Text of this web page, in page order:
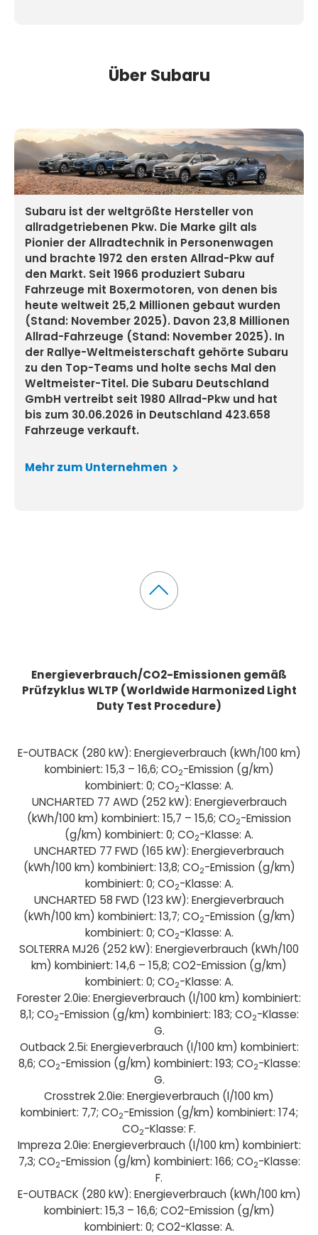
Über Subaru
Subaru ist der weltgrößte Hersteller von
allradgetriebenen Pkw. Die Marke gilt als
Pionier der Allradtechnik in Personenwagen
und brachte 1972 den ersten Allrad-Pkw auf
den Markt. Seit 1966 produziert Subaru
Fahrzeuge mit Boxermotoren, von denen bis
heute weltweit 25,2 Millionen gebaut wurden
(Stand: November 2025). Davon 23,8 Millionen
Allrad-Fahrzeuge (Stand: November 2025). In
der Rallye-Weltmeisterschaft gehörte Subaru
zu den Top-Teams und holte sechs Mal den
Weltmeister-Titel. Die Subaru Deutschland
GmbH vertreibt seit 1980 Allrad-Pkw und hat
bis zum 30.06.2026 in Deutschland 423.658
Fahrzeuge verkauft.
Mehr zum Unternehmen
Energieverbrauch/CO2-Emissionen gemäß
Prüfzyklus WLTP (Worldwide Harmonized Light
Duty Test Procedure)
E-OUTBACK (280 kW): Energieverbrauch (kWh/100 km)
kombiniert: 15,3 – 16,6; CO2-Emission (g/km)
kombiniert: 0; CO2-Klasse: A.
UNCHARTED 77 AWD (252 kW): Energieverbrauch
(kWh/100 km) kombiniert: 15,7 – 15,6; CO2-Emission
(g/km) kombiniert: 0; CO2-Klasse: A.
UNCHARTED 77 FWD (165 kW): Energieverbrauch
(kWh/100 km) kombiniert: 13,8; CO2-Emission (g/km)
kombiniert: 0; CO2-Klasse: A.
UNCHARTED 58 FWD (123 kW): Energieverbrauch
(kWh/100 km) kombiniert: 13,7; CO2-Emission (g/km)
kombiniert: 0; CO2-Klasse: A.
SOLTERRA MJ26 (252 kW): Energieverbrauch (kWh/100
km) kombiniert: 14,6 – 15,8; CO2-Emission (g/km)
kombiniert: 0; CO2-Klasse: A.
Forester 2.0ie: Energieverbrauch (l/100 km) kombiniert:
8,1; CO2-Emission (g/km) kombiniert: 183; CO2-Klasse:
G.
Outback 2.5i: Energieverbrauch (l/100 km) kombiniert:
8,6; CO2-Emission (g/km) kombiniert: 193; CO2-Klasse:
G.
Crosstrek 2.0ie: Energieverbrauch (l/100 km)
kombiniert: 7,7; CO2-Emission (g/km) kombiniert: 174;
CO2-Klasse: F.
Impreza 2.0ie: Energieverbrauch (l/100 km) kombiniert:
7,3; CO2-Emission (g/km) kombiniert: 166; CO2-Klasse:
F.
E-OUTBACK (280 kW): Energieverbrauch (kWh/100 km)
kombiniert: 15,3 – 16,6; CO2-Emission (g/km)
kombiniert: 0; CO2-Klasse: A.